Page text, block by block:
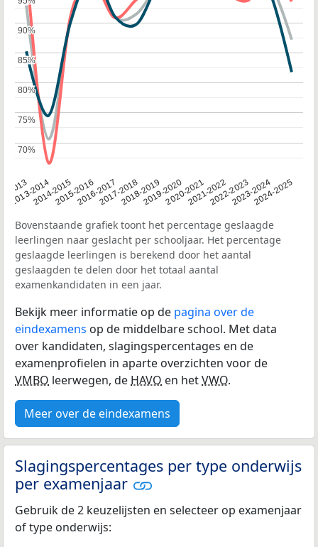
2013
2013-2014
2014-20152015-20162016-20172017-20182018-20192019-20202020-20212021-20222022-20232023-20242024-2025
70%
70%
75%
75%
80%
80%
85%
85%
90%
90%
Bovenstaande grafiek toont het percentage geslaagde
leerlingen naar geslacht per schooljaar. Het percentage
geslaagde leerlingen is berekend door het aantal
geslaagden te delen door het totaal aantal
examenkandidaten in een jaar.
Bekijk meer informatie op de pagina over de
eindexamens op de middelbare school. Met data
over kandidaten, slagingspercentages en de
examenprofielen in aparte overzichten voor de
VMBO leerwegen, de HAVO en hetVWO.
Meer over de eindexamens
Slagingspercentages per type onderwijs
per examenjaar
Gebruik de 2 keuzelijsten en selecteer op examenjaar
of type onderwijs: